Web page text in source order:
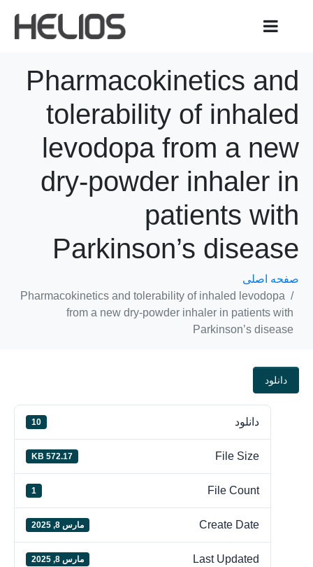
Pharmacokinetics and
tolerability of inhaled
levodopa from a new
dry-powder inhaler in
patients with
Parkinson’s disease
صفحه اصلی
Pharmacokinetics and tolerability of inhaled levodopa
from a new dry-powder inhaler in patients with
Parkinson’s disease
دانلود
دانلود 10
File Size
572.17 KB
File Count
1
Create Date مارس 8, 2025
Last Updated مارس 8, 2025